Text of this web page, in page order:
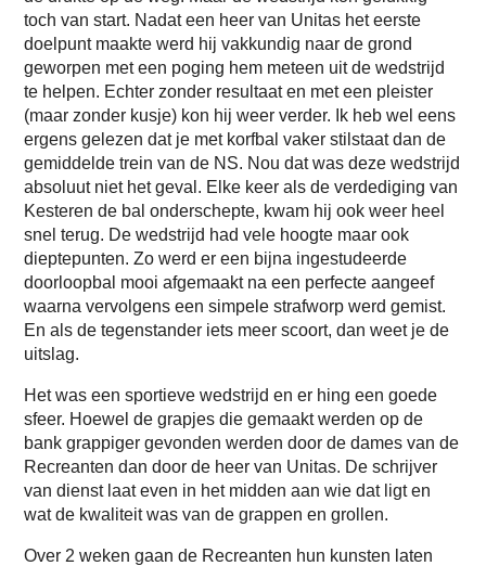
toch van start. Nadat een heer van Unitas het eerste
doelpunt maakte werd hij vakkundig naar de grond
geworpen met een poging hem meteen uit de wedstrijd
te helpen. Echter zonder resultaat en met een pleister
(maar zonder kusje) kon hij weer verder. Ik heb wel eens
ergens gelezen dat je met korfbal vaker stilstaat dan de
gemiddelde trein van de NS. Nou dat was deze wedstrijd
absoluut niet het geval. Elke keer als de verdediging van
Kesteren de bal onderschepte, kwam hij ook weer heel
snel terug. De wedstrijd had vele hoogte maar ook
dieptepunten. Zo werd er een bijna ingestudeerde
doorloopbal mooi afgemaakt na een perfecte aangeef
waarna vervolgens een simpele strafworp werd gemist.
En als de tegenstander iets meer scoort, dan weet je de
uitslag.
Het was een sportieve wedstrijd en er hing een goede
sfeer. Hoewel de grapjes die gemaakt werden op de
bank grappiger gevonden werden door de dames van de
Recreanten dan door de heer van Unitas. De schrijver
van dienst laat even in het midden aan wie dat ligt en
wat de kwaliteit was van de grappen en grollen.
Over 2 weken gaan de Recreanten hun kunsten laten